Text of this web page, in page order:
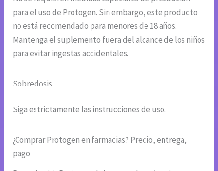
para el uso de Protogen. Sin embargo, este producto
no está recomendado para menores de 18 años.
Mantenga el suplemento fuera del alcance de los niños
para evitar ingestas accidentales.
Sobredosis
Siga estrictamente las instrucciones de uso.
¿Comprar Protogen en farmacias? Precio, entrega,
pago